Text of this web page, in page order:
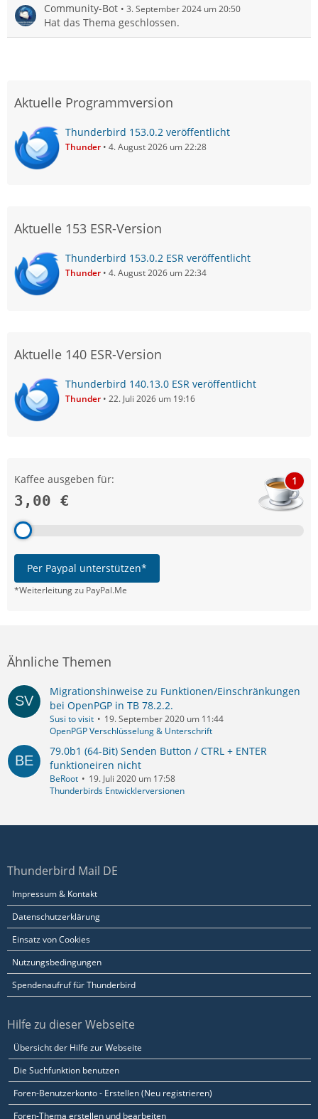
Community-Bot 3. September 2024 um 20:50
Hat das Thema geschlossen.
Aktuelle Programmversion
Thunderbird 153.0.2 veröffentlicht
Thunder 4. August 2026 um 22:28
Aktuelle 153 ESR-Version
Thunderbird 153.0.2 ESR veröffentlicht
Thunder 4. August 2026 um 22:34
Aktuelle 140 ESR-Version
Thunderbird 140.13.0 ESR veröffentlicht
Thunder 22. Juli 2026 um 19:16
Kaffee ausgeben für:
3,00 €
1
Per Paypal unterstützen*
*Weiterleitung zu PayPal.Me
Ähnliche Themen
Migrationshinweise zu Funktionen/Einschränkungen
bei OpenPGP in TB 78.2.2.
Susi to visit
19. September 2020 um 11:44
OpenPGP Verschlüsselung & Unterschrift
79.0b1 (64-Bit)​​ Senden Button / CTRL + ENTER
funktioneiren nicht
BeRoot
19. Juli 2020 um 17:58
Thunderbirds Entwicklerversionen
Thunderbird Mail DE
Impressum & Kontakt
Datenschutzerklärung
Einsatz von Cookies
Nutzungsbedingungen
Spendenaufruf für Thunderbird
Hilfe zu dieser Webseite
Übersicht der Hilfe zur Webseite
Die Suchfunktion benutzen
Foren-Benutzerkonto - Erstellen (Neu registrieren)
Foren-Thema erstellen und bearbeiten